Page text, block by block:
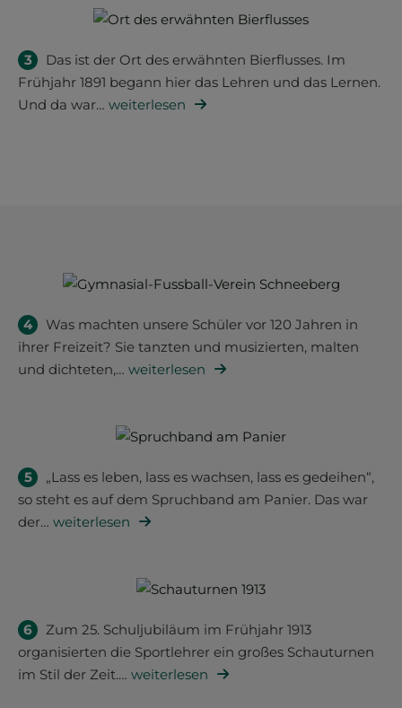
3
Das ist der Ort des erwähnten Bierflusses. Im
Frühjahr 1891 begann hier das Lehren und das Lernen.
Und da war… weiterlesen
4
Was machten unsere Schüler vor 120 Jahren in
ihrer Freizeit? Sie tanzten und musizierten, malten
und dichteten,… weiterlesen
5
„Lass es leben, lass es wachsen, lass es gedeihen“,
so steht es auf dem Spruchband am Panier. Das war
der… weiterlesen
6
Zum 25. Schuljubiläum im Frühjahr 1913
organisierten die Sportlehrer ein großes Schauturnen
im Stil der Zeit.… weiterlesen